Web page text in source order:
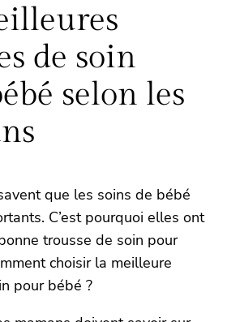
de soin
selon les
que les soins de bébé
C’est pourquoi elles ont
trousse de soin pour
choisir la meilleure
pour bébé ?